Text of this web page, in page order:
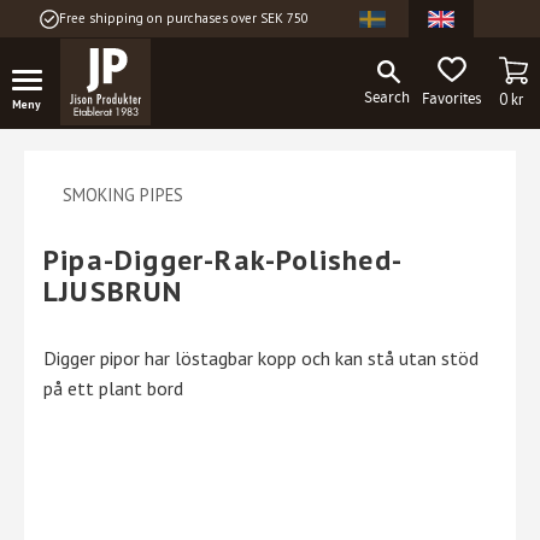
Free shipping on purchases over SEK 750
FAVORITES0kr
SMOKING PIPES
Pipa-Digger-Rak-Polished-
LJUSBRUN
Digger pipor har löstagbar kopp och kan stå utan stöd
på ett plant bord